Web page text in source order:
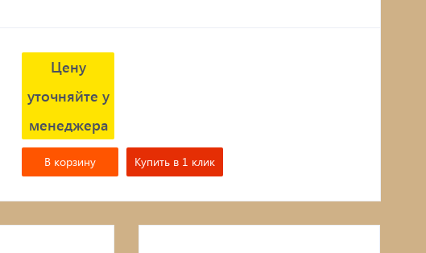
Цену
уточняйте у
менеджера
В корзину Купить в 1 клик